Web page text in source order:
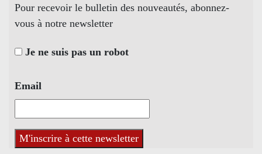
Pour recevoir le bulletin des nouveautés, abonnez-
vous à notre newsletter
Je ne suis pas un robot
Email